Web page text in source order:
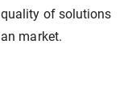
of solutions
market.